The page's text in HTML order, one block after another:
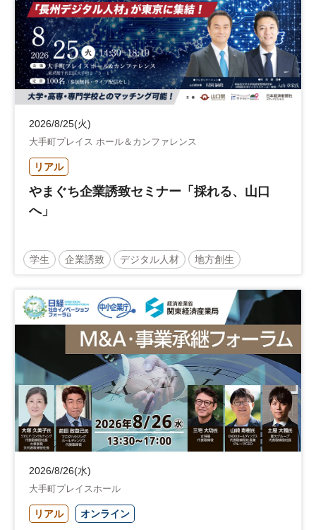
2026/8/25(火)
大手町プレイス ホール＆カンファレンス
リアル
やまぐち企業誘致セミナー「採れる、山口
へ」
学生 企業誘致 デジタル人材 地方創生
地域活性化 自治体
2026/8/26(水)
大手町プレイスホール
リアル オンライン